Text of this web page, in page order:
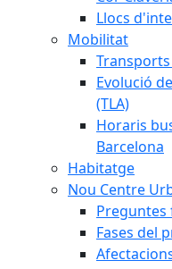
Llocs
Mobilitat
Transports
Evolució
(TLA)
Horaris
Barcelona
Habitatge
Nou Centre
Fases del